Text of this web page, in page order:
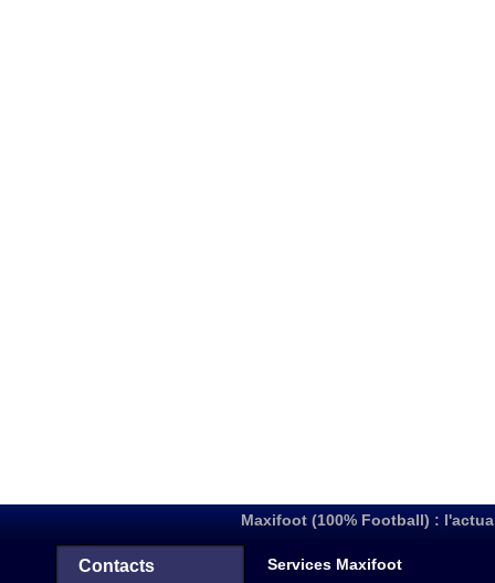
Maxifoot (100% Football) :
Contacts Services Maxifoot